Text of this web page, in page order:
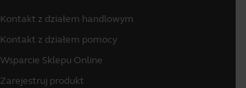
Kontakt z działem handlowym
Kontakt z działem pomocy
Wsparcie Sklepu Online
Zarejestruj produkt